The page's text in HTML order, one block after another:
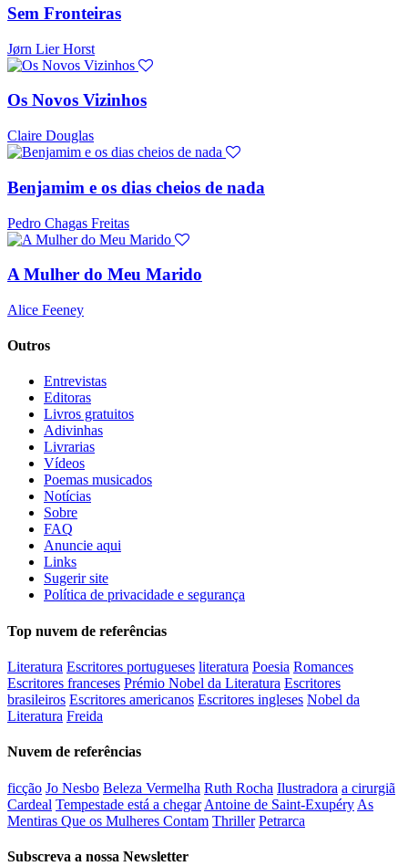
Sem Fronteiras
Jørn Lier Horst
Os Novos Vizinhos
Claire Douglas
Benjamim e os dias cheios de nada
Pedro Chagas Freitas
A Mulher do Meu Marido
Alice Feeney
Outros
Entrevistas
Editoras
Livros gratuitos
Adivinhas
Livrarias
Vídeos
Poemas musicados
Notícias
Sobre
FAQ
Anuncie aqui
Links
Sugerir site
Política de privacidade e segurança
Top nuvem de referências
Literatura Escritores portugueses literatura Poesia Romances
Escritores franceses Prémio Nobel da Literatura Escritores
brasileiros Escritores americanos Escritores ingleses Nobel da
Literatura Freida
Nuvem de referências
ficção Jo Nesbo Beleza Vermelha Ruth Rocha Ilustradora a cirurgiã
Cardeal Tempestade está a chegar Antoine de Saint-Exupéry As
Mentiras Que os Mulheres Contam Thriller Petrarca
Subscreva a nossa Newsletter